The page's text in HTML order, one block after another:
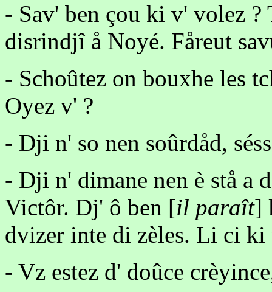
- Sav' ben çou ki v' volez ?
disrindjî å Noyé. Fåreut
- Schoûtez on bouxhe les
Oyez v' ?
- Dji n' so nen soûrdåd,
- Dji n' dimane nen è stå a
Victôr. Dj' ô ben [il paraît]
dvizer inte di zèles. Li ci ki
- Vz estez d' doûce